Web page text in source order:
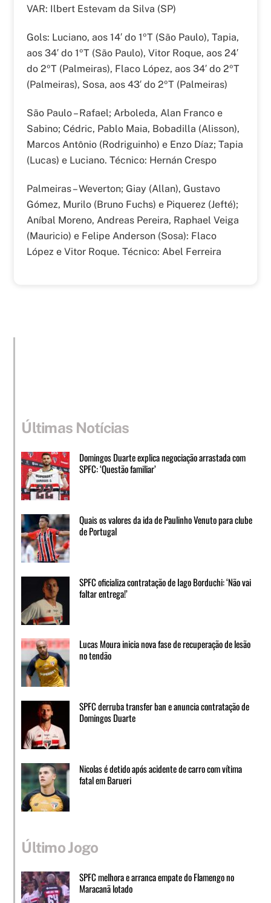
VAR: Ilbert Estevam da Silva (SP)
Gols: Luciano, aos 14′ do 1ºT (São Paulo), Tapia,
aos 34′ do 1ºT (São Paulo), Vitor Roque, aos 24′
do 2ºT (Palmeiras), Flaco López, aos 34′ do 2ºT
(Palmeiras), Sosa, aos 43′ do 2ºT (Palmeiras)
São Paulo – Rafael; Arboleda, Alan Franco e
Sabino; Cédric, Pablo Maia, Bobadilla (Alisson),
Marcos Antônio (Rodriguinho) e Enzo Díaz; Tapia
(Lucas) e Luciano. Técnico: Hernán Crespo
Palmeiras – Weverton; Giay (Allan), Gustavo
Gómez, Murilo (Bruno Fuchs) e Piquerez (Jefté);
Aníbal Moreno, Andreas Pereira, Raphael Veiga
(Mauricio) e Felipe Anderson (Sosa): Flaco
López e Vitor Roque. Técnico: Abel Ferreira
Últimas Notícias
Domingos Duarte explica negociação arrastada com
SPFC: ‘Questão familiar’
Quais os valores da ida de Paulinho Venuto para clube
de Portugal
SPFC oficializa contratação de Iago Borduchi: ‘Não vai
faltar entrega!’
Lucas Moura inicia nova fase de recuperação de lesão
no tendão
SPFC derruba transfer ban e anuncia contratação de
Domingos Duarte
Nicolas é detido após acidente de carro com vítima
fatal em Barueri
Último Jogo
SPFC melhora e arranca empate do Flamengo no
Maracanã lotado